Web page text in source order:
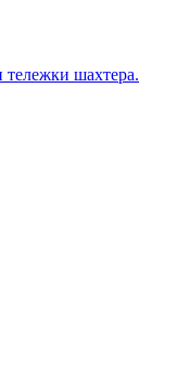
тележки шахтера.